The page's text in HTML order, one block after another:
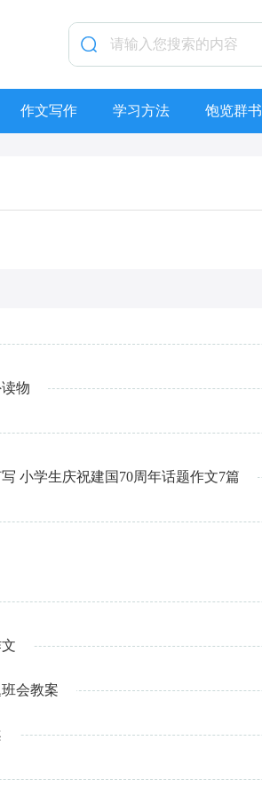
作文写作 学习方法 饱览群书
物
小学生庆祝建国70周年话题作文7篇
会教案